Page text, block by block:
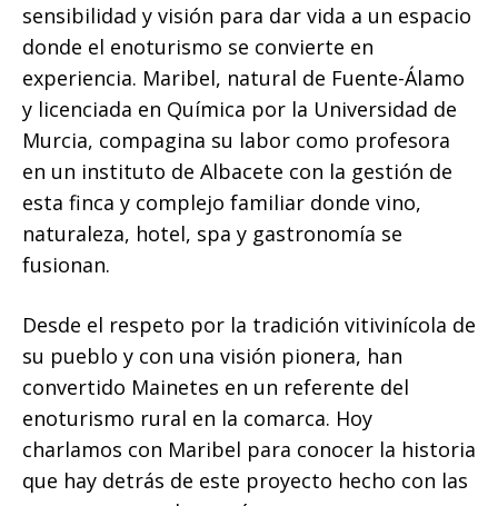
sensibilidad y visión para dar vida a un espacio
donde el enoturismo se convierte en
experiencia. Maribel, natural de Fuente-Álamo
y licenciada en Química por la Universidad de
Murcia, compagina su labor como profesora
en un instituto de Albacete con la gestión de
esta finca y complejo familiar donde vino,
naturaleza, hotel, spa y gastronomía se
fusionan.
Desde el respeto por la tradición vitivinícola de
su pueblo y con una visión pionera, han
convertido Mainetes en un referente del
enoturismo rural en la comarca. Hoy
charlamos con Maribel para conocer la historia
que hay detrás de este proyecto hecho con las